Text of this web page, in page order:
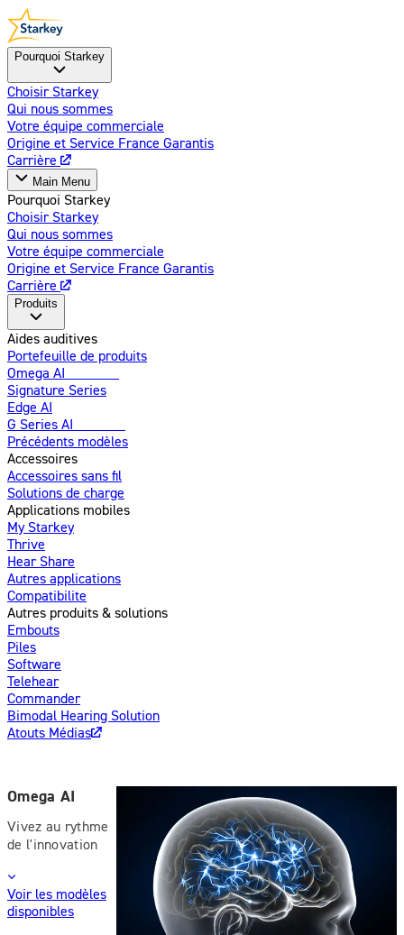
Pourquoi Starkey
Choisir Starkey
Qui nous sommes
Votre équipe commerciale
Origine et Service France Garantis
Carrière
Main Menu
Pourquoi Starkey
Choisir Starkey
Qui nous sommes
Votre équipe commerciale
Origine et Service France Garantis
Carrière
Produits
Aides auditives
Portefeuille de produits
Omega AI
Signature Series
Edge AI
G Series AI
Précédents modèles
Accessoires
Accessoires sans fil
Solutions de charge
Applications mobiles
My Starkey
Thrive
Hear Share
Autres applications
Compatibilite
Autres produits & solutions
Embouts
Piles
Software
Telehear
Commander
Bimodal Hearing Solution
Atouts Médias
Omega AI
Vivez au rythme
de l'innovation
Voir les modèles
disponibles